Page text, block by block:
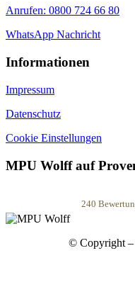
Anrufen: 0800 724 66 80
WhatsApp Nachricht
Informationen
Impressum
Datenschutz
Cookie Einstellungen
MPU Wolff auf
240
© Copyright